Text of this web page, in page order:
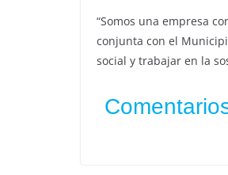
“Somos una empresa
conjunta con el
social y trabajar en la